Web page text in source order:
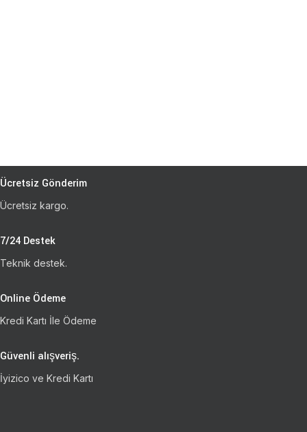
Ücretsiz Gönderim
Ücretsiz kargo.
7/24 Destek
Teknik destek.
Online Ödeme
Kredi Kartı İle Ödeme
Güvenli alışveriş.
İyizico ve Kredi Kartı